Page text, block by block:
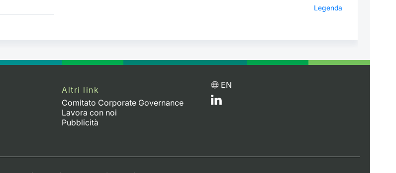
Legenda
Altri link
Comitato Corporate Governance
Lavora con noi
Pubblicità
EN